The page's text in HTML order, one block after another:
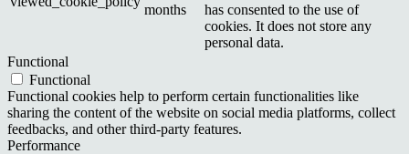
months
has consented to the use of
cookies. It does not store any
personal data.
Functional
Functional
Functional cookies help to perform certain functionalities like
sharing the content of the website on social media platforms, collect
feedbacks, and other third-party features.
Performance